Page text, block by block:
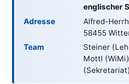
englischer
Adresse
Alfred-
58455
Team
Steiner
Mottl (WiMi)
(Sekretariat)